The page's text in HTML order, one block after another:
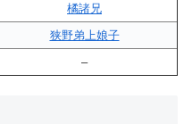
橘諸兄
狭野弟上娘子
–